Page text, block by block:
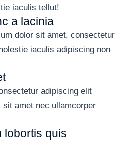
iaculis tellut!
a lacinia
dolor sit amet, consectetur
iaculis adipiscing non
adipiscing elit
amet nec ullamcorper
lobortis quis